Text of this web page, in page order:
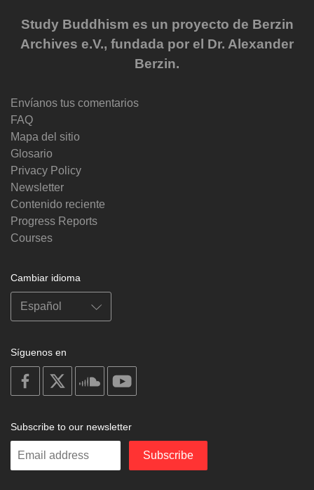
Study Buddhism es un proyecto de Berzin
Archives e.V., fundada por el Dr. Alexander
Berzin.
Envíanos tus comentarios
FAQ
Mapa del sitio
Glosario
Privacy Policy
Newsletter
Contenido reciente
Progress Reports
Courses
Cambiar idioma
Síguenos en
on
facebook
soundcloud
Subscribe to our newsletter
Enter
Subscribe